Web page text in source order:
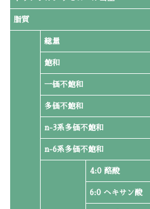
脂質
総量
飽和
一価不飽和
多価不飽和
n-3系多価不飽和
n-6系多価不飽和
4:0 酪酸
6:0 ヘキサン酸